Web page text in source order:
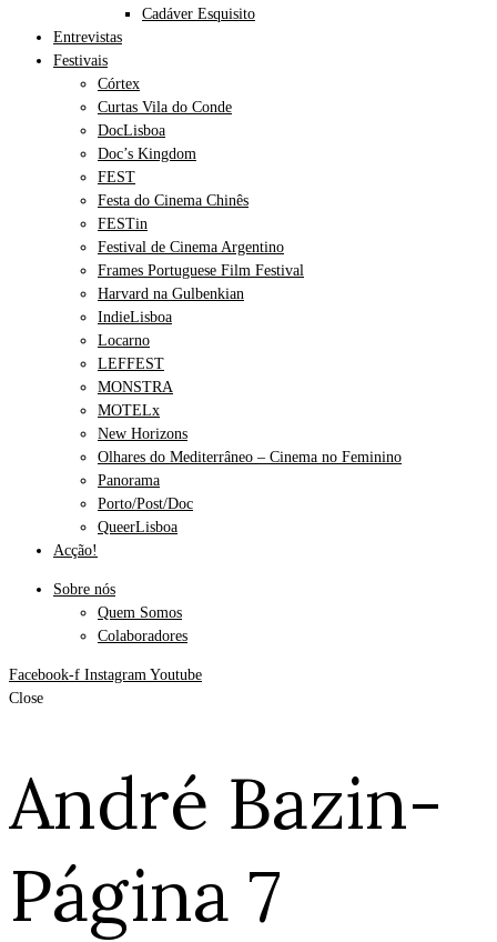
Cadáver Esquisito
Entrevistas
Festivais
Córtex
Curtas Vila do Conde
DocLisboa
Doc’s Kingdom
FEST
Festa do Cinema Chinês
FESTin
Festival de Cinema Argentino
Frames Portuguese Film Festival
Harvard na Gulbenkian
IndieLisboa
Locarno
LEFFEST
MONSTRA
MOTELx
New Horizons
Olhares do Mediterrâneo – Cinema no Feminino
Panorama
Porto/Post/Doc
QueerLisboa
Acção!
Sobre nós
Quem Somos
Colaboradores
Facebook-f Instagram Youtube
Close
André Bazin-
Página 7